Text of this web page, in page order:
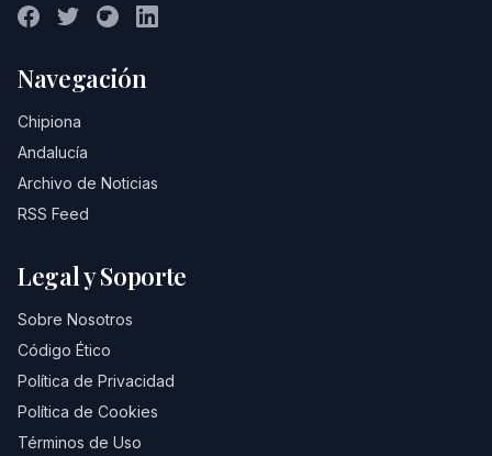
Navegación
Chipiona
Andalucía
Archivo de Noticias
RSS Feed
Legal y Soporte
Sobre Nosotros
Código Ético
Política de Privacidad
Política de Cookies
Términos de Uso